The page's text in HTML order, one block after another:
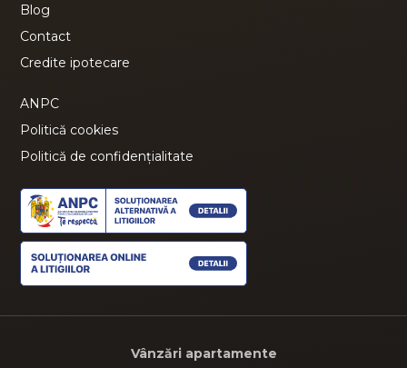
Blog
Contact
Credite ipotecare
ANPC
Politică cookies
Politică de confidențialitate
Vânzări apartamente